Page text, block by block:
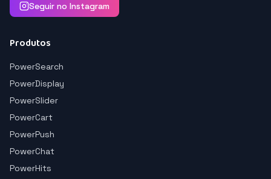
Seguir no Instagram
Produtos
PowerSearch
PowerDisplay
PowerSlider
PowerCart
PowerPush
PowerChat
PowerHits